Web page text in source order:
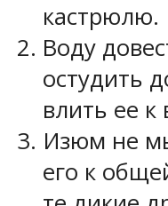
кастрюлю.
Воду
остудить
влить ее
Изюм не
его к